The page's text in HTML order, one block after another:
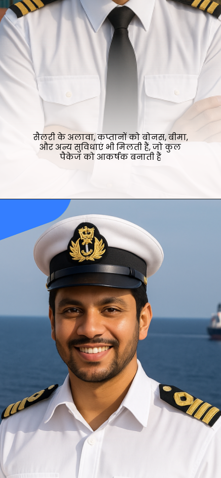
सैलरी के अलावा, कप्तानों को बोनस, बीमा,
और अन्य सुविधाएं भी मिलती हैं, जो कुल
पैकेज को आकर्षक बनाती हैं